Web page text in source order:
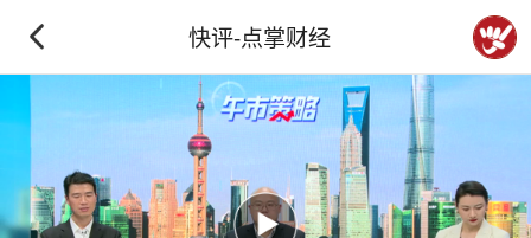
快评-点掌财经